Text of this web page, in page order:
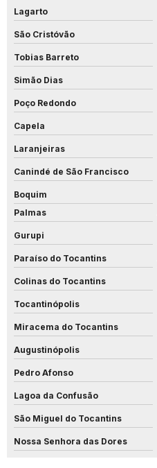
Lagarto
São Cristóvão
Tobias Barreto
Simão Dias
Poço Redondo
Capela
Laranjeiras
Canindé de São Francisco
Boquim
Palmas
Gurupi
Paraíso do Tocantins
Colinas do Tocantins
Tocantinópolis
Miracema do Tocantins
Augustinópolis
Pedro Afonso
Lagoa da Confusão
São Miguel do Tocantins
Nossa Senhora das Dores